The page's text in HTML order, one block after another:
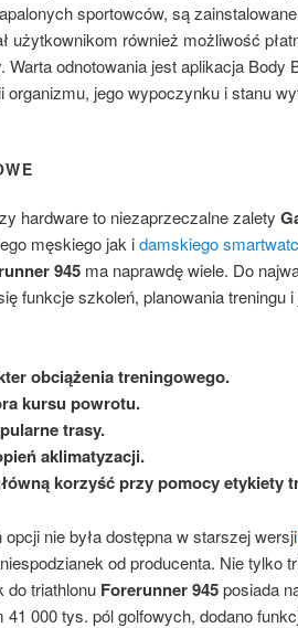
sportowców, są
użytkownikom również możliwość
Warta odnotowania jest aplikacja Body
organizmu, jego wypoczynku i stanu
hardware to niezaprzeczalne zalety
męskiego jak idamskiego
945ma naprawdę wiele. Do
funkcje szkoleń, planowania treningu
obciążenia treningowego.
kursu powrotu.
trasy.
aklimatyzacji.
korzyść przy pomocy etykiety
nie była dostępna w starszej wersji
od producenta. Nie tylko
do triathlonu Forerunner 945posiada
41 000 tys. pól golfowych, dodano